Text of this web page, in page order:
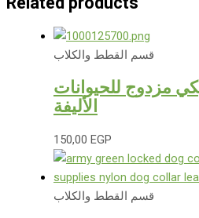
قسم القطط والكلاب
مزدوج للحيوانات
الأليفة
150,00 EGP
قسم القطط والكلاب